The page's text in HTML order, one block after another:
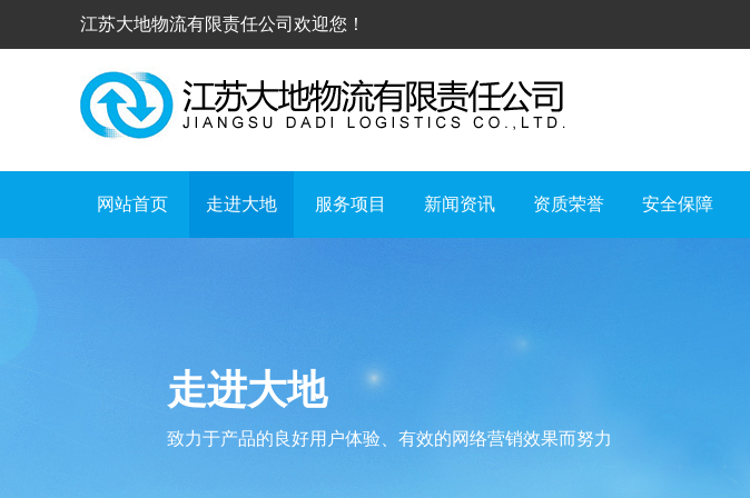
江苏大地物流有限责任公司欢迎您！
网站首页 走进大地 服务项目 新闻资讯 资质荣誉 安全保障
走进大地
致力于产品的良好用户体验、有效的网络营销效果而努力